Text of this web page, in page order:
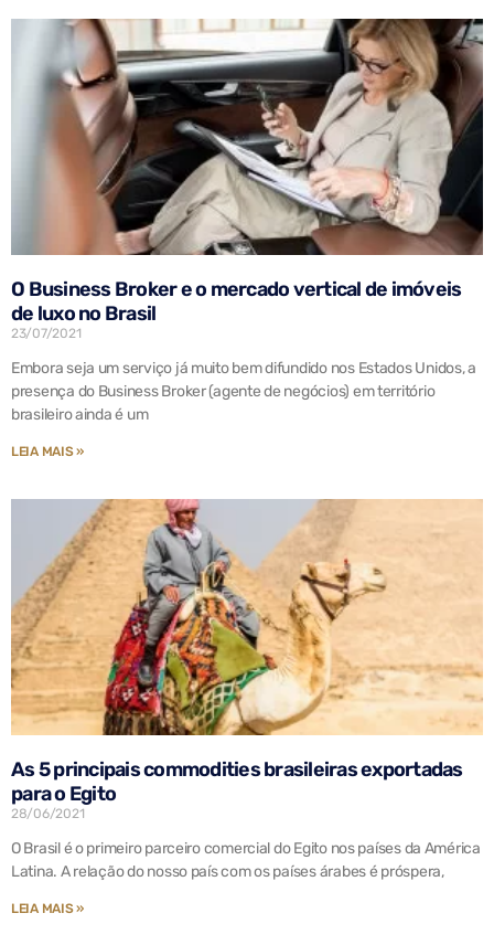
O Business Broker e o mercado vertical de imóveis
de luxo no Brasil
23/07/2021
Embora seja um serviço já muito bem difundido nos Estados Unidos, a
presença do Business Broker (agente de negócios) em território
brasileiro ainda é um
LEIA MAIS »
As 5 principais commodities brasileiras exportadas
para o Egito
28/06/2021
O Brasil é o primeiro parceiro comercial do Egito nos países da América
Latina. A relação do nosso país com os países árabes é próspera,
LEIA MAIS »